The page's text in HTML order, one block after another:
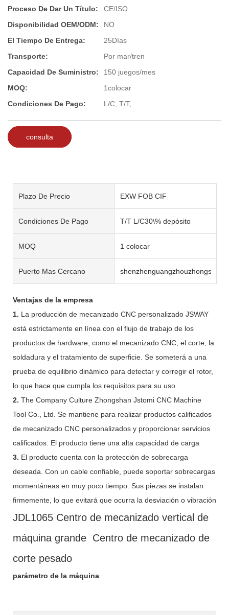
Proceso De Dar Un Título:
CE/ISO
Disponibilidad OEM/ODM:
NO
El Tiempo De Entrega:
25Días
Transporte:
Por mar/tren
Capacidad De Suministro:
150 juegos/mes
MOQ:
1colocar
Condiciones De Pago:
L/C, T/T,
consulta
Plazo De Precio EXW FOB CIF
Condiciones De Pago T/T L/C30\% depósito
MOQ 1 colocar
Puerto Mas Cercano shenzhenguangzhouzhongshan
Ventajas de la empresa
1. La producción de mecanizado CNC personalizado JSWAY
está estrictamente en línea con el flujo de trabajo de los
productos de hardware, como el mecanizado CNC, el corte, la
soldadura y el tratamiento de superficie. Se someterá a una
prueba de equilibrio dinámico para detectar y corregir el rotor,
lo que hace que cumpla los requisitos para su uso
2. The Company Culture Zhongshan Jstomi CNC Machine
Tool Co., Ltd. Se mantiene para realizar productos calificados
de mecanizado CNC personalizados y proporcionar servicios
calificados. El producto tiene una alta capacidad de carga
3. El producto cuenta con la protección de sobrecarga
deseada. Con un cable confiable, puede soportar sobrecargas
momentáneas en muy poco tiempo. Sus piezas se instalan
firmemente, lo que evitará que ocurra la desviación o vibración
JDL1065 Centro de mecanizado vertical de
máquina grande Centro de mecanizado de
corte pesado
parámetro de la máquina